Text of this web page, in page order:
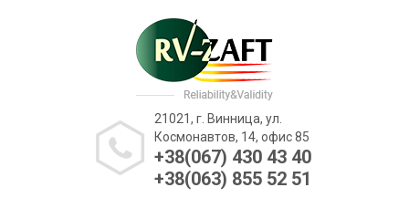
21021, г. Винница, ул.
Космонавтов, 14, офис 85
+38(067) 430 43 40
+38(063) 855 52 51